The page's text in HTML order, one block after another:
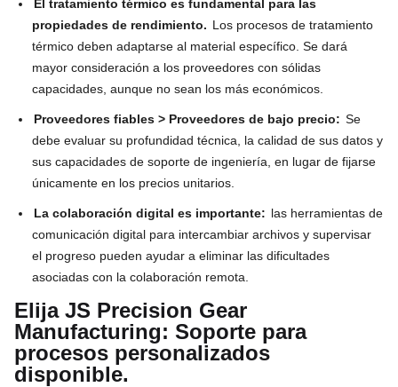
El tratamiento térmico es fundamental para las
propiedades de rendimiento. Los procesos de tratamiento
térmico deben adaptarse al material específico. Se dará
mayor consideración a los proveedores con sólidas
capacidades, aunque no sean los más económicos.
Proveedores fiables > Proveedores de bajo precio: Se
debe evaluar su profundidad técnica, la calidad de sus datos y
sus capacidades de soporte de ingeniería, en lugar de fijarse
únicamente en los precios unitarios.
La colaboración digital es importante: las herramientas de
comunicación digital para intercambiar archivos y supervisar
el progreso pueden ayudar a eliminar las dificultades
asociadas con la colaboración remota.
Elija JS Precision Gear
Manufacturing: Soporte para
procesos personalizados
disponible.